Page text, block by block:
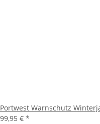
Portwest Warnschutz
99,95 € *